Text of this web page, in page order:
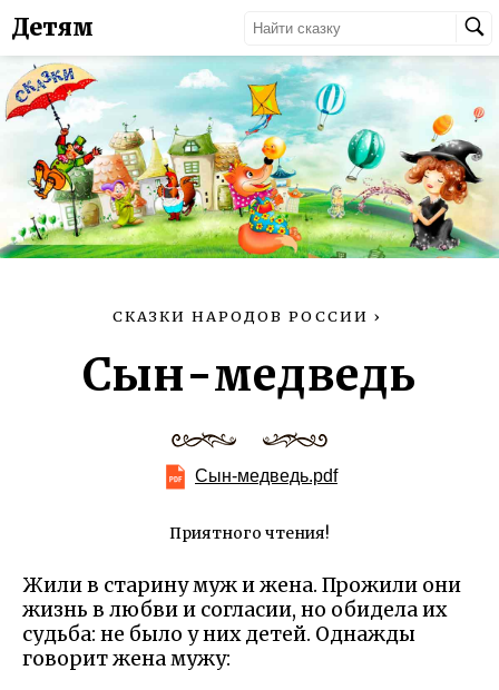
Детям
СКАЗКИ НАРОДОВ РОССИИ ›
Сын-медведь
Сын-медведь.pdf
Приятного чтения!
Жили в старину муж и жена. Прожили они
жизнь в любви и согласии, но обидела их
судьба: не было у них детей. Однажды
говорит жена мужу: